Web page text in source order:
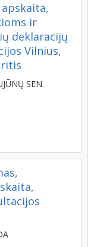
apskaita,
ir
deklaracijų
Vilnius,
SEN.